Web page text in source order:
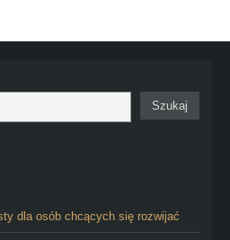
Szukaj
dla osób chcących się rozwijać